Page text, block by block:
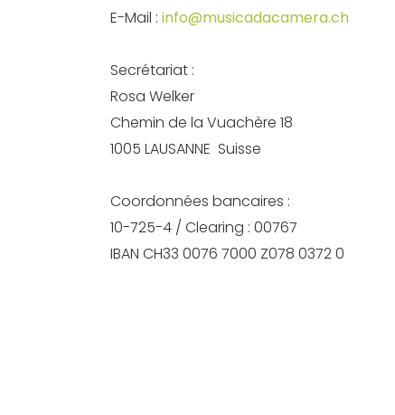
E-Mail : info@musicadacamera.ch
Secrétariat :
Rosa Welker
Chemin de la Vuachère 18
1005 LAUSANNE Suisse
Coordonnées bancaires :
10-725-4 / Clearing : 00767
IBAN CH33 0076 7000 Z078 0372 0